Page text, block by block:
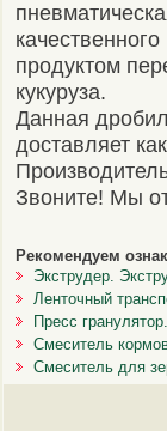
продуктом
кукуруза.
Данная
доставляет
Звоните! Мы
Рекомендуем
Экструдер.
Ленточный
Пресс
Смеситель
Смеситель для